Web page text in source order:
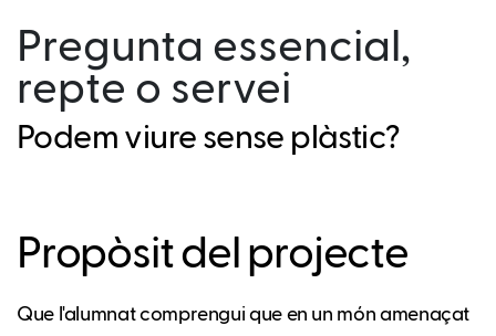
Pregunta essencial,
repte o servei
Podem viure sense plàstic?
Propòsit del projecte
Que l'alumnat comprengui que en un món amenaçat